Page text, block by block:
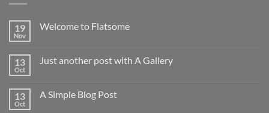
19
Nov
Welcome to Flatsome
en
13
Oct
Just another post with A Gallery
en
13
Oct
A Simple Blog Post